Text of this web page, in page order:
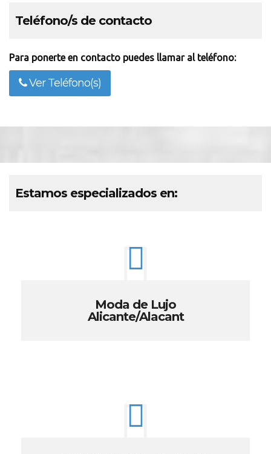
Teléfono/s de contacto
Para ponerte en contacto puedes llamar al teléfono:
Ver Teléfono(s)
Estamos especializados en:
Moda de Lujo
Alicante/Alacant